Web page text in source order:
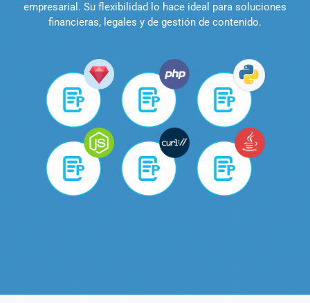
empresarial. Su flexibilidad lo hace ideal para soluciones
financieras, legales y de gestión de contenido.